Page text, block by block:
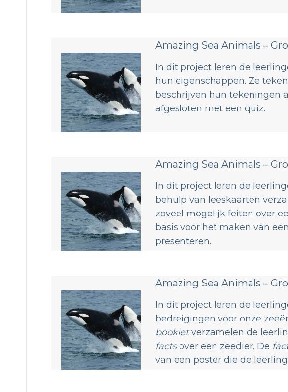
Amazing Sea Animals –
In dit project leren de
hun eigenschappen. Ze
beschrijven hun tekeningen
afgesloten met een quiz.
Amazing Sea Animals –
In dit project leren de
behulp van leeskaarten
zoveel mogelijk feiten over
basis voor het maken van
presenteren.
Amazing Sea Animals –
In dit project leren de
bedreigingen voor onze
bookletverzamelen de
factsover een zeedier. De
van een poster die de